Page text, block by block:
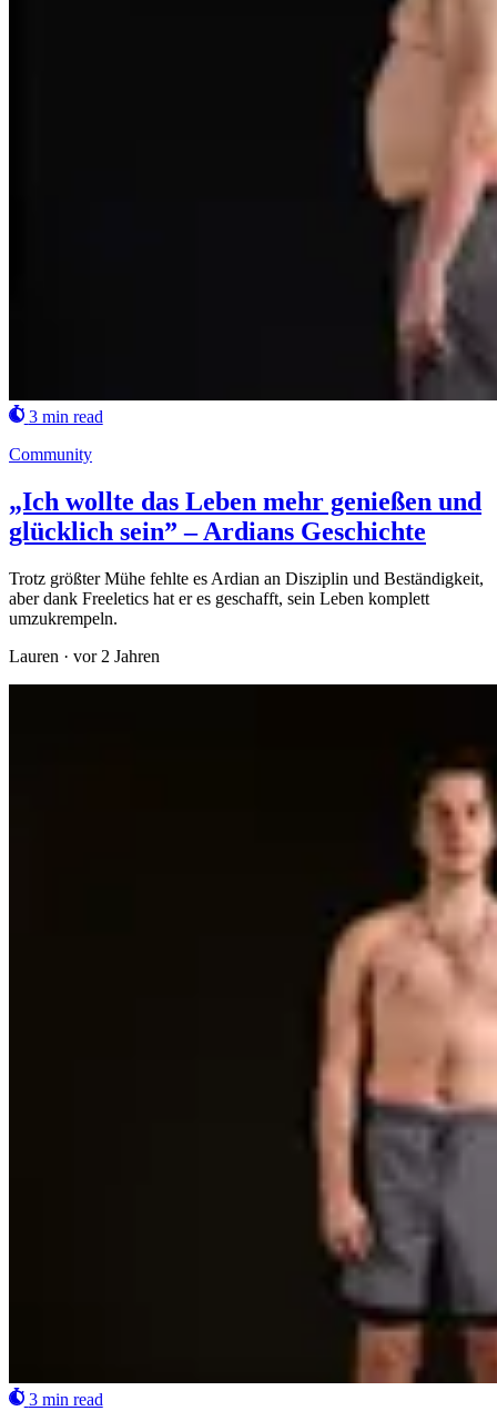
3 min read
Community
„Ich wollte das Leben mehr genießen und
glücklich sein” – Ardians Geschichte
Trotz größter Mühe fehlte es Ardian an Disziplin und Beständigkeit,
aber dank Freeletics hat er es geschafft, sein Leben komplett
umzukrempeln.
Lauren · vor 2 Jahren
3 min read